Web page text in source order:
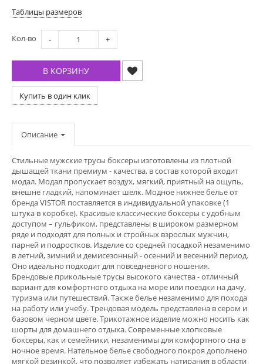
Таблицы размеров
Кол-во - +
В КОРЗИНУ
Купить в один клик
Описание
Стильные мужские трусы боксеры изготовлены из плотной
дышащей ткани премиум - качества, в состав которой входит
модал. Модал пропускает воздух, мягкий, приятный на ощупь,
внешне гладкий, напоминает шелк. Модное нижнее белье от
бренда VISTOR поставляется в индивидуальной упаковке (1
штука в коробке). Красивые классические боксеры с удобным
доступом – гульфиком, представлены в широком размерном
ряде и подходят для полных и стройных взрослых мужчин,
парней и подростков. Изделие со средней посадкой незаменимо
в летний, зимний и демисезонный - осенний и весенний период.
Оно идеально подходит для повседневного ношения.
Брендовые прикольные трусы высокого качества - отличный
вариант для комфортного отдыха на море или поездки на дачу,
туризма или путешествий. Также белье незаменимо для похода
на работу или учебу. Трендовая модель представлена в сером и
базовом черном цвете. Трикотажное изделие можно носить как
шорты для домашнего отдыха. Современные хлопковые
боксеры, как и семейники, незаменимы для комфортного сна в
ночное время. Нательное белье свободного покроя дополнено
мягкой резинкой, что позволяет избежать натирания в области